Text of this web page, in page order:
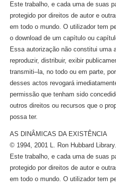
Este trabalho, e cada uma de suas
protegido por direitos de autor e
em todo o mundo. O utilizador tem
o download de um capítulo ou
Essa autorização não constitui uma
reproduzir, distribuir, exibir
transmiti–la, no todo ou em parte,
desses actos revogará
permissão que tenham sido
outros direitos ou recursos que o
possa ter.
AS DINÂMICAS DA EXISTÊNCIA
© 1994, 2001 L. Ron Hubbard
Este trabalho, e cada uma de suas
protegido por direitos de autor e
em todo o mundo. O utilizador tem